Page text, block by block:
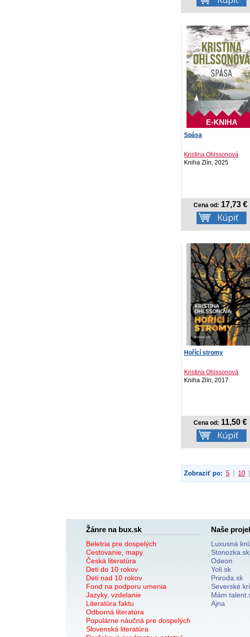
E-KNIHA
Spása
Kristina Ohlssonová
Kniha Zlín, 2025
Cena od: 17,73 €
Hořící stromy
Kristina Ohlssonová
Kniha Zlín, 2017
Cena od: 11,50 €
Zobraziť po: 5 10
Žánre na bux.sk
Beletria pre dospelých
Cestovanie, mapy
Česká literatúra
Deti do 10 rokov
Deti nad 10 rokov
Fond na podporu umenia
Jazyky, vzdelanie
Literatúra faktu
Odborná literatúra
Populárne náučná pre dospelých
Slovenská literatúra
Naše
Luxusná
Stonozka.sk
Odeon
Yoli.sk
Priroda.sk
Severské
Mám
Ajna